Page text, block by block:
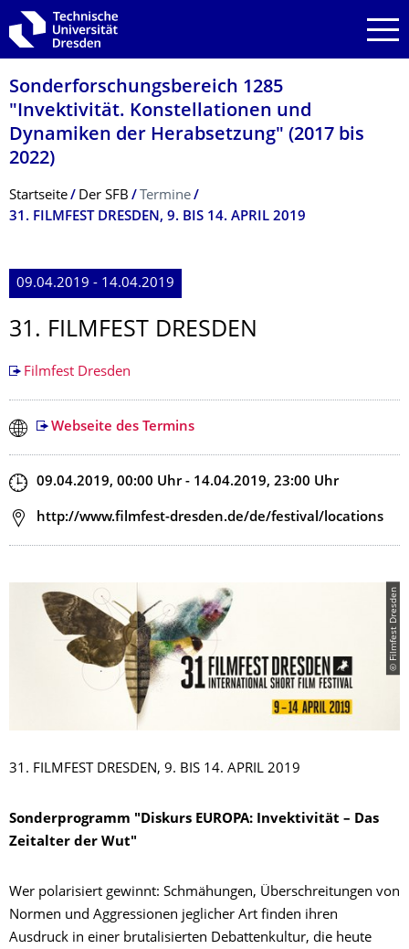
Zur Hauptnavigation springen
Zur Suche springen
Zum Inhalt springen
Sonderforschungs­bereich 1285
"Invektivität. Konstellationen und
Dynamiken der Herabsetzung" (2017 bis
2022)
Breadcrumb-Menü
Startseite Der SFB
Termine
31. FILMFEST DRESDEN, 9. BIS 14. APRIL 2019
09.04.2019 - 14.04.2019
31. FILMFEST DRESDEN
Filmfest Dresden
Webseite des Termins
Zeit
09.04.2019, 00:00 Uhr- 14.04.2019, 23:00 Uhr
Adresse
http://www.filmfest-dresden.de/de/festival/locations
© Filmfest Dresden
31. FILMFEST DRESDEN, 9. BIS 14. APRIL 2019
Sonderprogramm "Diskurs EUROPA: Invektivität – Das
Zeitalter der Wut"
Wer polarisiert gewinnt: Schmähungen, Überschreitungen von
Normen und Aggressionen jeglicher Art finden ihren
Ausdruck in einer brutalisierten Debattenkultur, die heute